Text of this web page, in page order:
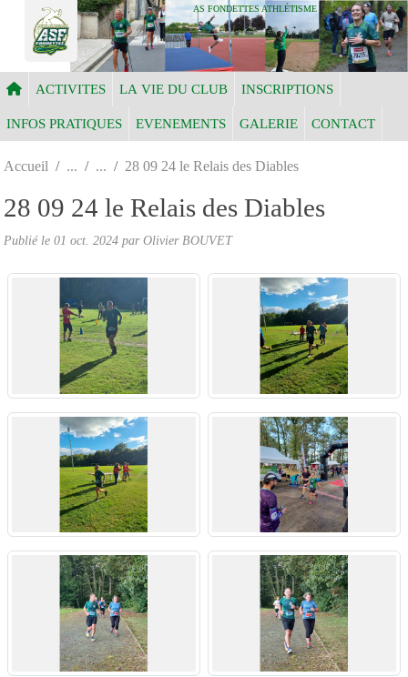
AS FONDETTES ATHLÉTISME
ACTIVITES LA VIE DU CLUB INSCRIPTIONS
INFOS PRATIQUES EVENEMENTS GALERIE CONTACT
Accueil 28 09 24 le Relais des Diables
28 09 24 le Relais des Diables
Publié le 01 oct. 2024 par Olivier BOUVET
Panneau de gestion des cookies